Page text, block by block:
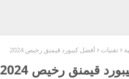
تقنيات أفضل كيبورد قيمنق رخيص 2024
قيمنق رخيص 2024